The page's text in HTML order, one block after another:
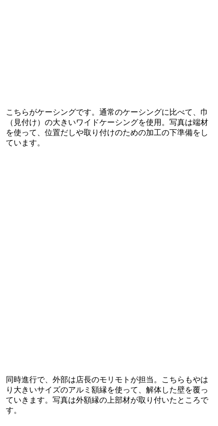
こちらがケーシングです。通常のケーシングに比べて、巾
（見付け）の大きいワイドケーシングを使用。写真は端材
を使って、位置だしや取り付けのための加工の下準備をし
ています。
同時進行で、外部は店長のモリモトが担当。こちらもやは
り大きいサイズのアルミ額縁を使って、解体した壁を覆っ
ていきます。写真は外額縁の上部材が取り付いたところで
す。